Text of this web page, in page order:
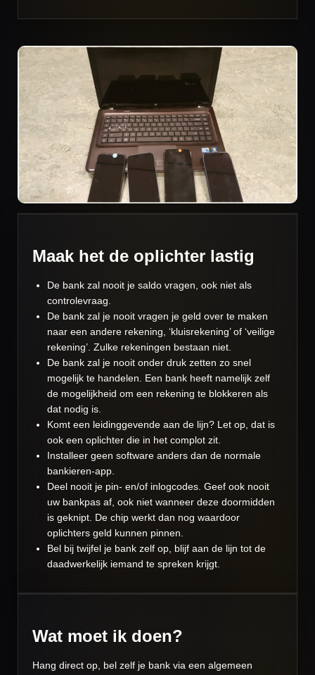
Maak het de oplichter lastig
De bank zal nooit je saldo vragen, ook niet als
controlevraag.
De bank zal je nooit vragen je geld over te maken
naar een andere rekening, ‘kluisrekening’ of ‘veilige
rekening’. Zulke rekeningen bestaan niet.
De bank zal je nooit onder druk zetten zo snel
mogelijk te handelen. Een bank heeft namelijk zelf
de mogelijkheid om een rekening te blokkeren als
dat nodig is.
Komt een leidinggevende aan de lijn? Let op, dat is
ook een oplichter die in het complot zit.
Installeer geen software anders dan de normale
bankieren-app.
Deel nooit je pin- en/of inlogcodes. Geef ook nooit
uw bankpas af, ook niet wanneer deze doormidden
is geknipt. De chip werkt dan nog waardoor
oplichters geld kunnen pinnen.
Bel bij twijfel je bank zelf op, blijf aan de lijn tot de
daadwerkelijk iemand te spreken krijgt.
Wat moet ik doen?
Hang direct op, bel zelf je bank via een algemeen